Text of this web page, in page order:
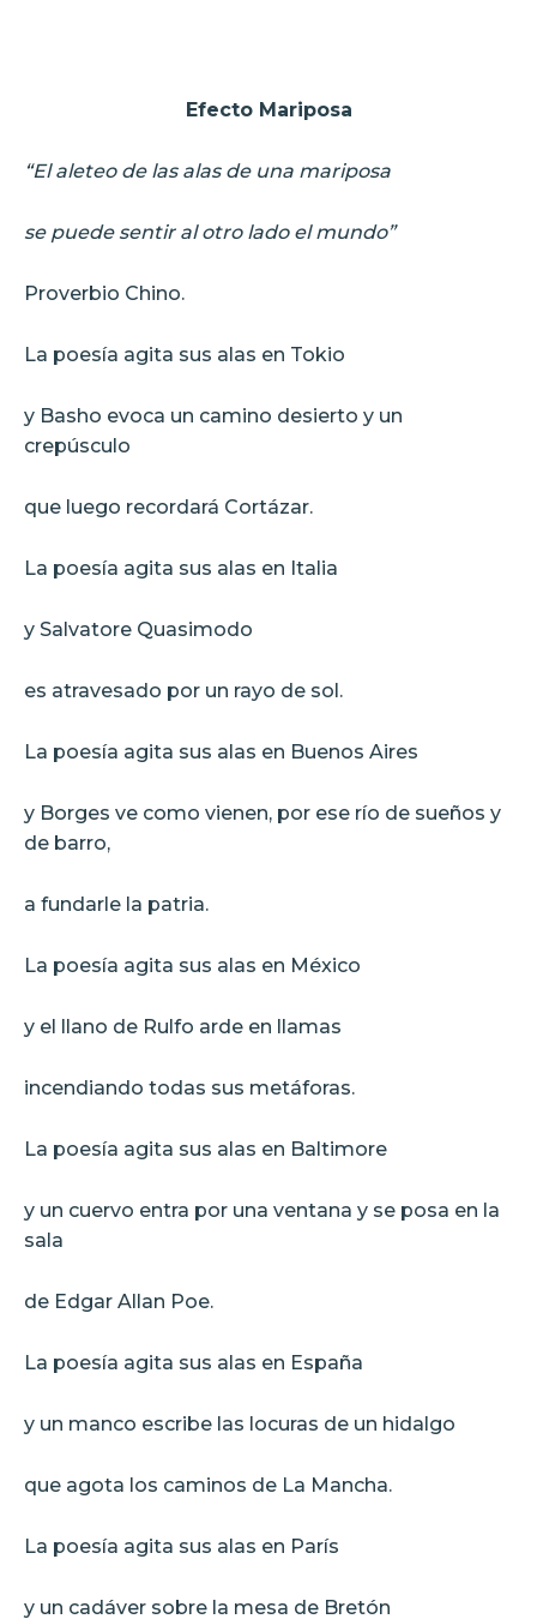
Efecto Mariposa
“El aleteo de las alas de una mariposa
se puede sentir al otro lado el mundo”
Proverbio Chino.
La poesía agita sus alas en Tokio
y Basho evoca un camino desierto y un
crepúsculo
que luego recordará Cortázar.
La poesía agita sus alas en Italia
y Salvatore Quasimodo
es atravesado por un rayo de sol.
La poesía agita sus alas en Buenos Aires
y Borges ve como vienen, por ese río de sueños y
de barro,
a fundarle la patria.
La poesía agita sus alas en México
y el llano de Rulfo arde en llamas
incendiando todas sus metáforas.
La poesía agita sus alas en Baltimore
y un cuervo entra por una ventana y se posa en la
sala
de Edgar Allan Poe.
La poesía agita sus alas en España
y un manco escribe las locuras de un hidalgo
que agota los caminos de La Mancha.
La poesía agita sus alas en París
y un cadáver sobre la mesa de Bretón